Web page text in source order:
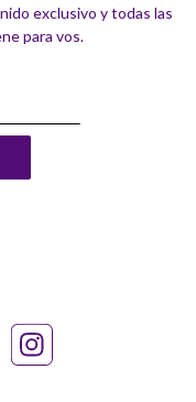
exclusivo y todas las
para vos.